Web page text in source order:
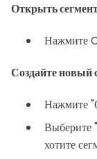
Открыть
Нажмите
Создайте новый
Нажмите
Выберите
хотите